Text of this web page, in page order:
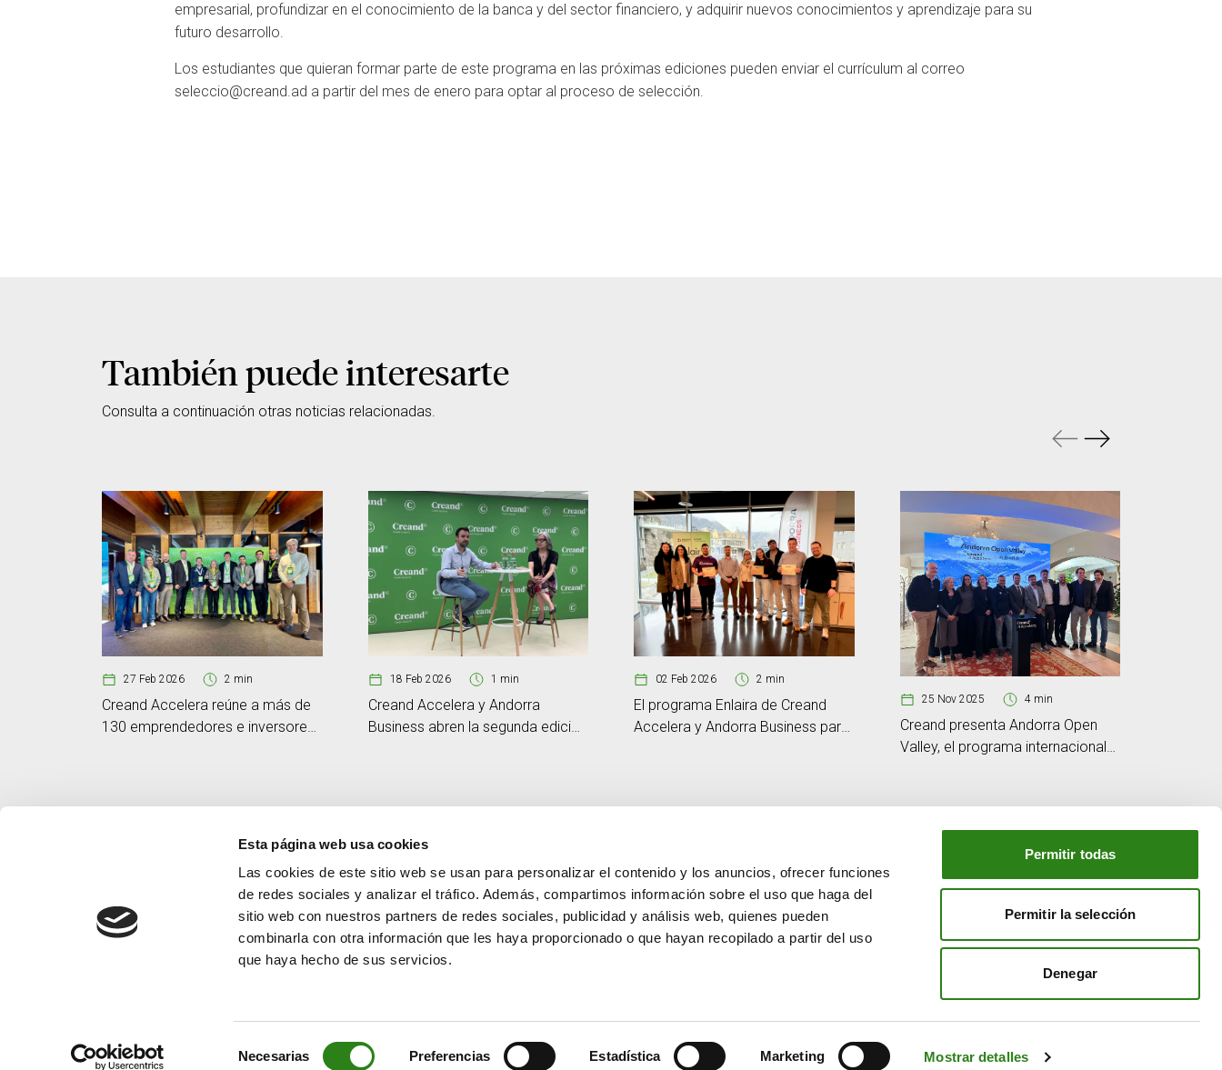
Esta página web usa cookies
Las cookies de este sitio web se usan para personalizar el contenido y los anuncios, ofrecer funciones
de redes sociales y analizar el tráfico. Además, compartimos información sobre el uso que haga del
sitio web con nuestros partners de redes sociales, publicidad y análisis web, quienes pueden
combinarla con otra información que les haya proporcionado o que hayan recopilado a partir del uso
que haya hecho de sus servicios.
Necesarias Preferencias Estadística Marketing Mostrar detalles
Permitir todas
Permitir la selección
Denegar
empresarial, profundizar en el conocimiento de la banca y del sector financiero, y adquirir nuevos conocimientos y aprendizaje para su
futuro desarrollo.
Los estudiantes que quieran formar parte de este programa en las próximas ediciones pueden enviar el currículum al correo
seleccio@creand.ad a partir del mes de enero para optar al proceso de selección.
También puede interesarte
Consulta a continuación otras noticias relacionadas.
27 Feb 2026 2 min
Creand Accelera reúne a más de
130 emprendedores e inversores
18 Feb 2026 1 min
Creand Accelera y Andorra
Business abren la segunda edición
02 Feb 2026 2 min
El programa Enlaira de Creand
Accelera y Andorra Business para
25 Nov 2025 4 min
Creand presenta Andorra Open
Valley, el programa internacional
CONTACTO
+376 88 88 88
MÁS CREAND
Gobierno corporativo
Actualidad
NUESTRO GRUPO
Creand Wealth Management EE. UU.